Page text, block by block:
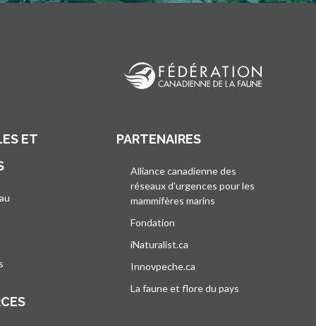
ET
PARTENAIRES
Alliance canadienne des
réseaux d'urgences pour les
mammifères marins
Fondation
iNaturalist.ca
Innovpeche.ca
La faune et flore du pays